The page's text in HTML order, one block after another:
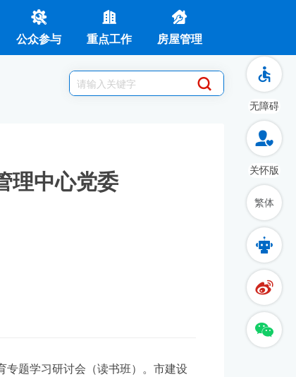
公众参与 重点工作 房屋管理
理中心党委
题学习研讨会（读书班）。市建设
无障碍
关怀版
繁体